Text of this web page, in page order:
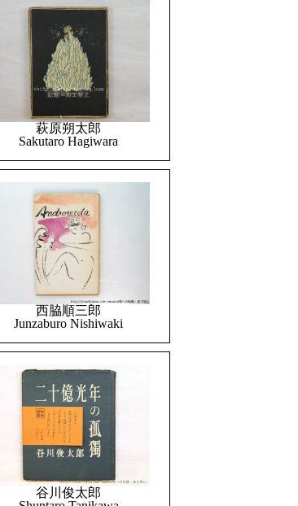
萩原朔太郎
Sakutaro Hagiwara
西脇順三郎
Junzaburo Nishiwaki
谷川俊太郎